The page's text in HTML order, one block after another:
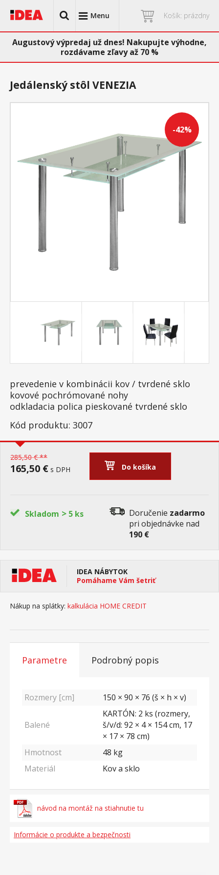
Menu Košík: prázdny
Augustový výpredaj už dnes! Nakupujte výhodne,
rozdávame zľavy až 70 %
-42%
Jedálenský stôl VENEZIA
prevedenie v kombinácii kov / tvrdené sklo
kovové pochrómované nohy
odkladacia polica pieskované tvrdené sklo
Kód produktu: 3007
285,50 € **
165,50 € s DPH Do košíka
Skladom > 5 ks Doručenie zadarmo
pri objednávke nad
190 €
IDEA NÁBYTOK
Pomáhame Vám šetriť
Nákup na splátky: kalkulácia HOME CREDIT
Parametre Podrobný popis
Rozmery [cm] 150 × 90 × 76 (š × h × v)
Balené
KARTÓN: 2 ks (rozmery,
š/v/d: 92 × 4 × 154 cm, 17
× 17 × 78 cm)
Hmotnost
48 kg
Materiál
Kov a sklo
návod na montáž na stiahnutie tu
Informácie o produkte a bezpečnosti